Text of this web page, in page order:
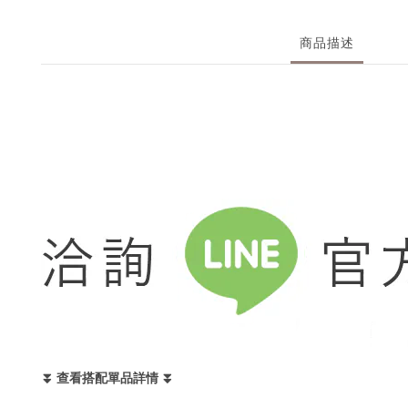
商品描述
⏬ 查看搭配單品詳情 ⏬